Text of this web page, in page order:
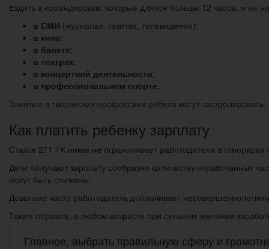
Ездить в командировки, которые длятся больше 12 часов, и не
в СМИ (журналах, газетах, телевидении);
в кино;
в балете;
в театрах;
в концертной деятельности;
в профессиональном спорте
Занятые в творческих профессиях ребята могут гастролировать.
Как платить ребенку зарплату
Статья 271 ТК никак не ограничивает работодателя в
Дети получают зарплату сообразно количеству отработанных
могут быть снижены.
Довольно часто работодатель доплачивает
Таким образом, в любом возрасте при сильном желании
Главное, выбрать правильную сферу и